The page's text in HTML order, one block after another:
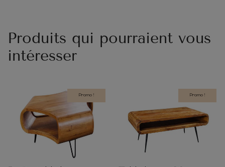
Produits qui pourraient vous
intéresser
Promo ! Promo !